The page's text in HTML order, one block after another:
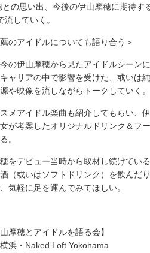
の思い出、今後の伊山摩穂に期待す
していく。
のアイドルについても語り合う＞
の伊山摩穂から見たアイドルシーン
ャリアの中で影響を受けた、或いは
や映像を流しながらトークしていく。
メアイドル楽曲も紹介してもらい、
が考案したオリジナルドリンク＆フ
。
をデビュー当時から取材し続けてい
（或いはソフトドリンク）を飲んだ
気軽に足を運んでみてほしい。
摩穂とアイドルを語る会】
浜・Naked Loft Yokohama